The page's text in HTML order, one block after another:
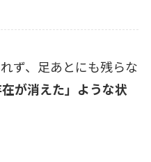
ず、足あとにも残らな
在が消えた」ような状